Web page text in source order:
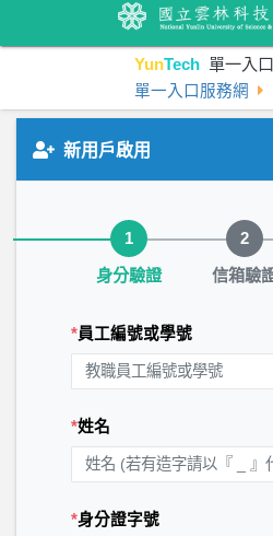
YunTech 單一入
單一入口服務網
新用戶啟用
步
1
身分驗證
2
信箱驗
*員工編號或學號
*姓名
*身分證字號